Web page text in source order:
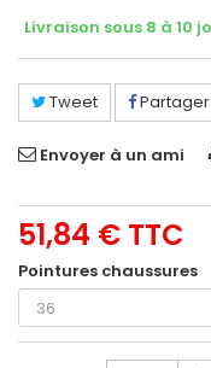
Livraison sous 8 à 10
Tweet Partager
Envoyer à un ami
51,84 € TTC
Pointures chaussures